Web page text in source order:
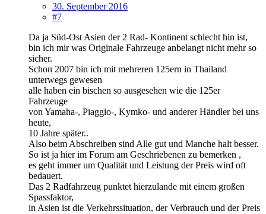
30. September 2016
#7
Da ja Süd-Ost Asien der 2 Rad- Kontinent schlecht hin ist,
bin ich mir was Originale Fahrzeuge anbelangt nicht mehr so
sicher.
Schon 2007 bin ich mit mehreren 125ern in Thailand
unterwegs gewesen
alle haben ein bischen so ausgesehen wie die 125er
Fahrzeuge
von Yamaha-, Piaggio-, Kymko- und anderer Händler bei uns
heute,
10 Jahre später..
Also beim Abschreiben sind Alle gut und Manche halt besser.
So ist ja hier im Forum am Geschriebenen zu bemerken ,
es geht immer um Qualität und Leistung der Preis wird oft
bedauert.
Das 2 Radfahrzeug punktet hierzulande mit einem großen
Spassfaktor,
in Asien ist die Verkehrssituation, der Verbrauch und der Preis